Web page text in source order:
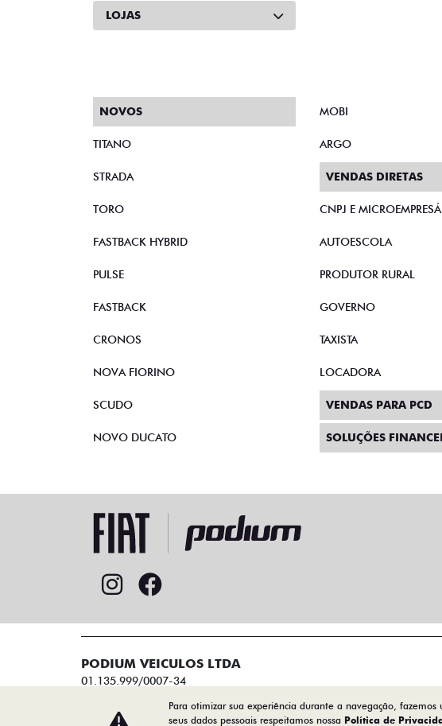
LOJAS
NOVOS
TITANO
STRADA
TORO
FASTBACK HYBRID
PULSE
FASTBACK
CRONOS
NOVA FIORINO
SCUDO
NOVO DUCATO
MOBI
ARGO
VENDAS DIRETAS
CNPJ E
AUTOESCOLA
PRODUTOR RURAL
GOVERNO
TAXISTA
LOCADORA
VENDAS PARA PCD
SOLUÇÕES
PODIUM VEICULOS LTDA
01.135.999/0007-34
Para otimizar sua experiência durante a navegação,
seus dados pessoais respeitamos nossa Política de